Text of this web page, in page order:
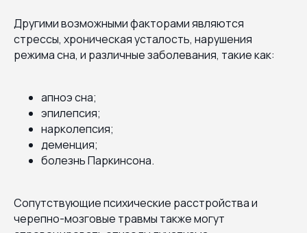
Другими возможными факторами являются
стрессы, хроническая усталость, нарушения
режима сна, и различные заболевания, такие как:
апноэ сна;
эпилепсия;
нарколепсия;
деменция;
болезнь Паркинсона.
Сопутствующие психические расстройства и
черепно-мозговые травмы также могут